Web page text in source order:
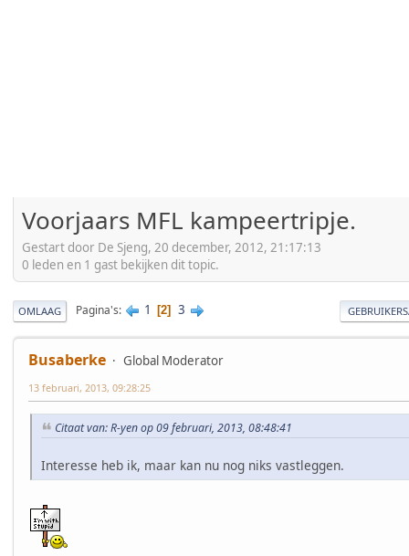
Voorjaars MFL kampeertripje.
Gestart door De Sjeng, 20 december, 2012, 21:17:13
0 leden en 1 gast bekijken dit topic.
OMLAAG Pagina's 1 2 3
Busaberke Global Moderator
13 februari, 2013, 09:28:25
Citaat van: R-yen op 09 februari, 2013, 08:48:41
Interesse heb ik, maar kan nu nog niks vastleggen.